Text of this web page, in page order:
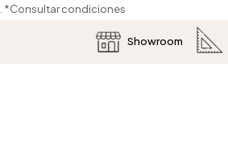
*Consultar condiciones
Showroom